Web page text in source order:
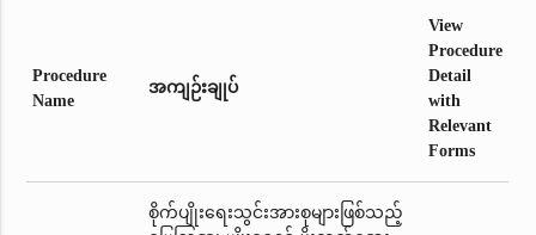
Procedure
Name
အကျဉ်းချုပ်
View
Procedure
Detail
with
Relevant
Forms
စိုက်ပျိုးရေးသွင်းအားစုများဖြစ်သည့်